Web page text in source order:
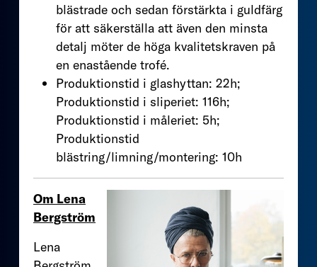
blästrade och sedan förstärkta i guldfärg
för att säkerställa att även den minsta
detalj möter de höga kvalitetskraven på
en enastående trofé.
Produktionstid i glashyttan: 22h;
Produktionstid i sliperiet: 116h;
Produktionstid i måleriet: 5h;
Produktionstid
blästring/limning/montering: 10h
Om Lena
Bergström
Lena